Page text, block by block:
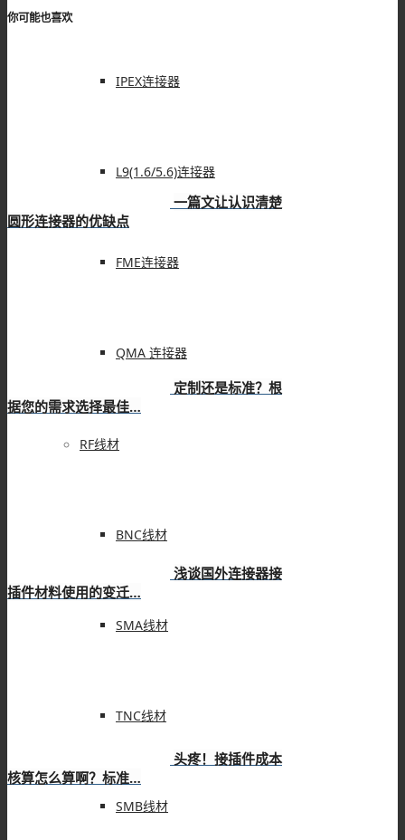
IPEX连接器
L9(1.6/5.6)连接器
FME连接器
QMA 连接器
RF线材
BNC线材
SMA线材
TNC线材
SMB线材
你可能也喜欢
一篇文让认识清楚
圆形连接器的优缺点
定制还是标准？根
据您的需求选择最佳…
浅谈国外连接器接
插件材料使用的变迁…
头疼！接插件成本
核算怎么算啊？标准…